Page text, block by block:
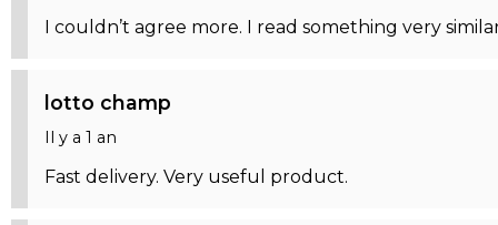
I couldn’t agree more. I read something very
lotto champ
Il y a 1 an
Fast delivery. Very useful product.